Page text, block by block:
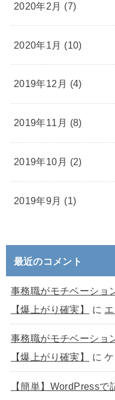
2020年2月 (7)
2020年1月 (10)
2019年12月 (4)
2019年11月 (8)
2019年10月 (2)
2019年9月 (1)
最近のコメント
事務職がモチベーショ
【爆上がり確実】
に
事務職がモチベーショ
【爆上がり確実】
に
【簡単】WordPressで